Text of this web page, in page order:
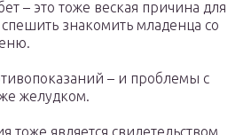
– это тоже веская причина для
знакомить младенца со
– и проблемы с
желудком.
тоже является свидетельством